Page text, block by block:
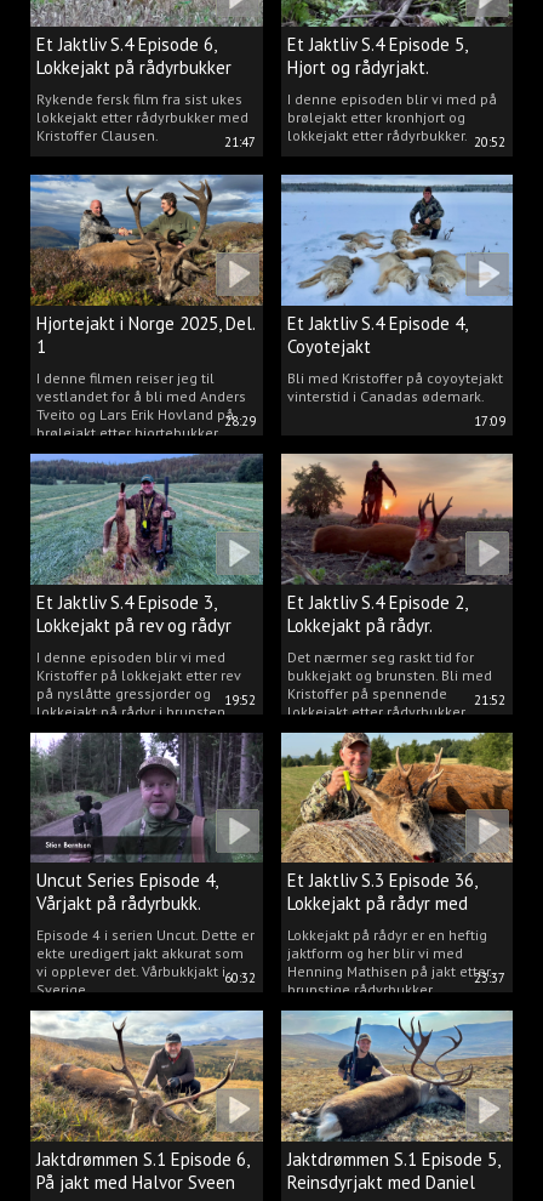
21:47
Et Jaktliv S.4 Episode 6,
Lokkejakt på rådyrbukker
2025 Del.1
Rykende fersk film fra sist ukes
lokkejakt etter rådyrbukker med
Kristoffer Clausen.
20:52
Et Jaktliv S.4 Episode 5,
Hjort og rådyrjakt.
I denne episoden blir vi med på
brølejakt etter kronhjort og
lokkejakt etter rådyrbukker.
28:29
Hjortejakt i Norge 2025, Del.
1
I denne filmen reiser jeg til
vestlandet for å bli med Anders
Tveito og Lars Erik Hovland på
brølejakt etter hjortebukker.
17:09
Et Jaktliv S.4 Episode 4,
Coyotejakt
Bli med Kristoffer på coyoytejakt
vinterstid i Canadas ødemark.
19:52
Et Jaktliv S.4 Episode 3,
Lokkejakt på rev og rådyr
2025.
I denne episoden blir vi med
Kristoffer på lokkejakt etter rev
på nyslåtte gressjorder og
lokkejakt på rådyr i brunsten.
21:52
Et Jaktliv S.4 Episode 2,
Lokkejakt på rådyr.
Det nærmer seg raskt tid for
bukkejakt og brunsten. Bli med
Kristoffer på spennende
lokkejakt etter rådyrbukker.
60:32
Uncut Series Episode 4,
Vårjakt på rådyrbukk.
Episode 4 i serien Uncut. Dette er
ekte uredigert jakt akkurat som
vi opplever det. Vårbukkjakt i
Sverige.
23:37
Et Jaktliv S.3 Episode 36,
Lokkejakt på rådyr med
Henning Mathisen
Lokkejakt på rådyr er en heftig
jaktform og her blir vi med
Henning Mathisen på jakt etter
brunstige rådyrbukker.
Jaktdrømmen S.1 Episode 6,
På jakt med Halvor Sveen
Jaktdrømmen S.1 Episode 5,
Reinsdyrjakt med Daniel